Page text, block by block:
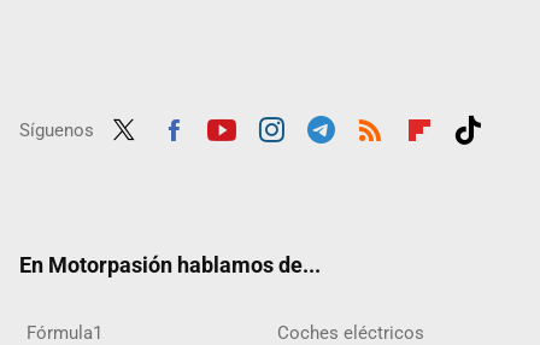
Síguenos
En Motorpasión hablamos de...
Fórmula1 Coches eléctricos